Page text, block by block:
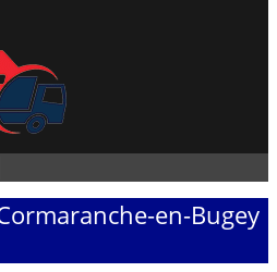
en-Bugey